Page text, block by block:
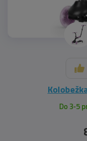
Do 3-5